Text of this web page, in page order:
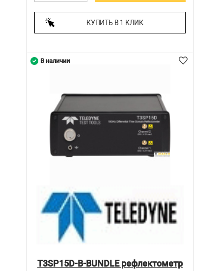
КУПИТЬ В 1 КЛИК
T3SP15D-B-BUNDLE рефлектометр
В наличии